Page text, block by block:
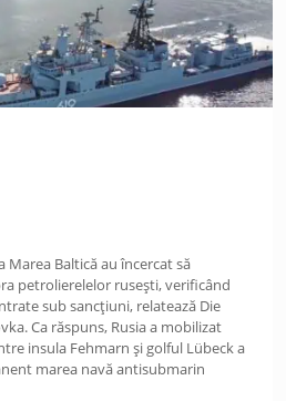
Marea Baltică au încercat să
petrolierelelor rusești, verificând
sub sancțiuni, relatează Die
Ca răspuns, Rusia a mobilizat
insula Fehmarn și golful Lübeck a
marea navă antisubmarin